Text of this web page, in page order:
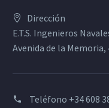
Dirección
E.T.S. Ingenieros
Avenida de la Memoria,
Teléfono +34 608